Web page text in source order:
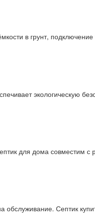
в грунт,
экологическую
для дома совместим
Септик